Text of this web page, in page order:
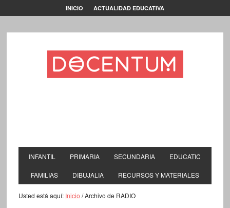
INICIO ACTUALIDAD EDUCATIVA
INFANTIL PRIMARIA SECUNDARIA EDUCATIC
FAMILIAS DIBUJALIA RECURSOS Y MATERIALES
Usted está aquí: Inicio /Archivo de RADIO